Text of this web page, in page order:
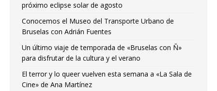
próximo eclipse solar de agosto
Conocemos el Museo del Transporte Urbano de
Bruselas con Adrián Fuentes
Un último viaje de temporada de «Bruselas con Ñ»
para disfrutar de la cultura y el verano
El terror y lo queer vuelven esta semana a «La Sala de
Cine» de Ana Martínez